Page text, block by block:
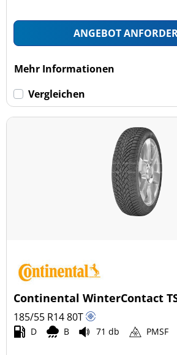
Keine Run-flat (33)
ANGEBOT
Mehr Informationen
Vergleichen
Continental WinterContact
185/55 R1480T
D B 71 db PMSF